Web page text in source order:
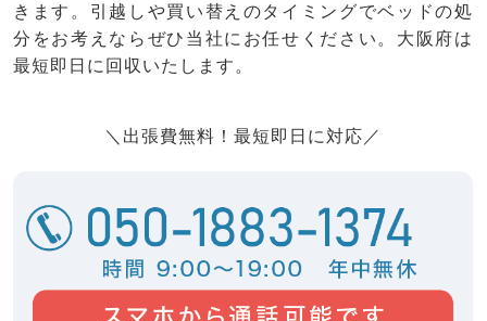
きます。引越しや買い替えのタイミングでベッドの処
分をお考えならぜひ当社にお任せください。大阪府は
最短即日に回収いたします。
＼出張費無料！最短即日に対応／